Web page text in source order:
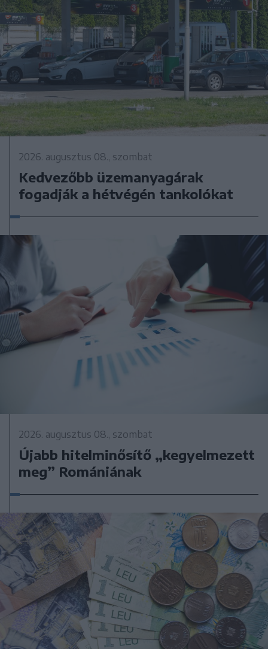
2026. augusztus 08., szombat
Kedvezőbb üzemanyagárak
fogadják a hétvégén tankolókat
2026. augusztus 08., szombat
Újabb hitelminősítő „kegyelmezett
meg” Romániának